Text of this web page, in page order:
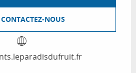
CONTACTEZ-NOUS